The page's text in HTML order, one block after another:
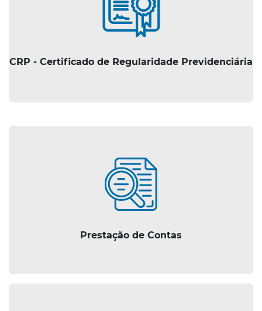
CRP - Certificado de Regularidade Previdenciária
Prestação de Contas